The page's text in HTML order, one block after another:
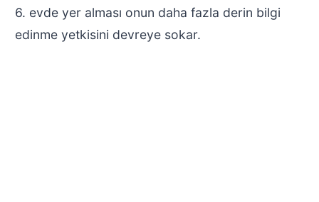
6. evde yer alması onun daha fazla derin bilgi
edinme yetkisini devreye sokar.